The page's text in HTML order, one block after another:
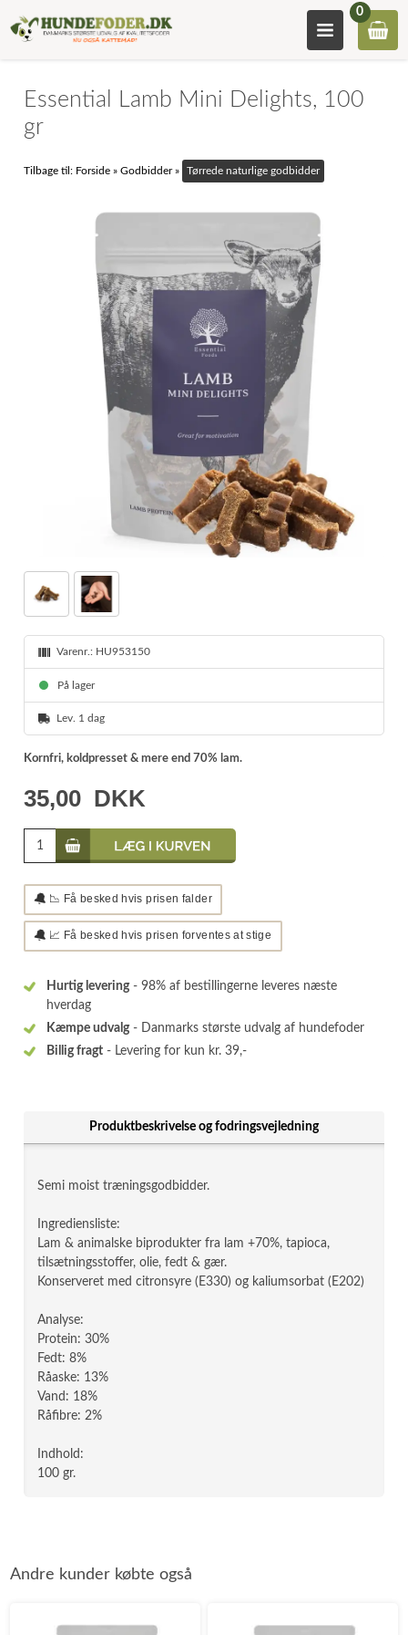
0
Essential Lamb Mini Delights, 100
gr
Tilbage til: Forside »Godbidder» Tørrede naturlige godbidder
Varenr.: HU953150
På lager
Lev. 1 dag
Kornfri, koldpresset & mere end 70% lam.
35,00 DKK
🔔 📉 Få besked hvis prisen falder
🔔 📈 Få besked hvis prisen forventes at stige
Hurtig levering- 98% af bestillingerne leveres næste
hverdag
Kæmpe udvalg- Danmarks største udvalg af hundefoder
Billig fragt - Levering for kun kr. 39,-
Produktbeskrivelse og fodringsvejledning
Semi moist træningsgodbidder.
Ingrediensliste:
Lam & animalske biprodukter fra lam +70%, tapioca,
tilsætningsstoffer, olie, fedt & gær.
Konserveret med citronsyre (E330) og kaliumsorbat (E202)
Analyse:
Protein: 30%
Fedt: 8%
Råaske: 13%
Vand: 18%
Råfibre: 2%
Indhold:
100 gr.
Andre kunder købte også